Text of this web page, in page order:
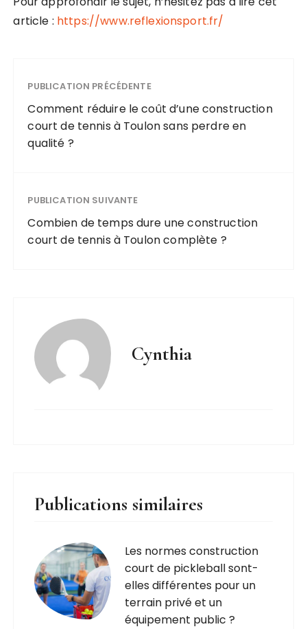
article : https://www.reflexionsport.fr/
PUBLICATION PRÉCÉDENTE
Comment réduire le coût d’une construction
court de tennis à Toulon sans perdre en
qualité ?
PUBLICATION SUIVANTE
Combien de temps dure une construction
court de tennis à Toulon complète ?
Cynthia
Publications similaires
Les normes construction
court de pickleball sont-
elles différentes pour un
terrain privé et un
équipement public ?